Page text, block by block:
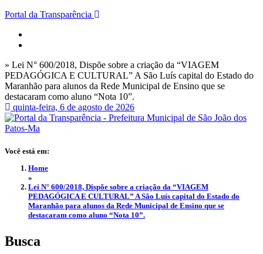
Portal da Transparência
» Lei N° 600/2018, Dispõe sobre a criação da “VIAGEM
PEDAGÓGICA E CULTURAL” A São Luís capital do Estado do
Maranhão para alunos da Rede Municipal de Ensino que se
destacaram como aluno “Nota 10”.
quinta-feira, 6 de agosto de 2026
Você está em:
Home
»
Lei N° 600/2018, Dispõe sobre a criação da “VIAGEM
PEDAGÓGICA E CULTURAL” A São Luís capital do Estado do
Maranhão para alunos da Rede Municipal de Ensino que se
destacaram como aluno “Nota 10”.
Busca